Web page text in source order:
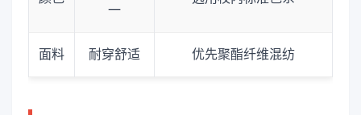
一
面料 耐穿舒适 优先聚酯纤维混纺